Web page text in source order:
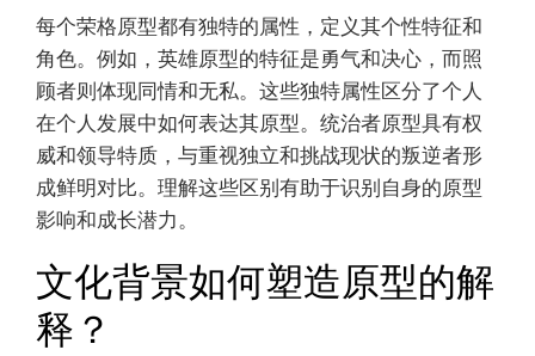
每个荣格原型都有独特的属性，定义其个性特征和
角色。例如，英雄原型的特征是勇气和决心，而照
顾者则体现同情和无私。这些独特属性区分了个人
在个人发展中如何表达其原型。统治者原型具有权
威和领导特质，与重视独立和挑战现状的叛逆者形
成鲜明对比。理解这些区别有助于识别自身的原型
影响和成长潜力。
文化背景如何塑造原型的解
释？